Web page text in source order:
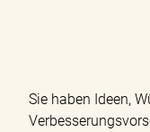
Sie haben Ideen,